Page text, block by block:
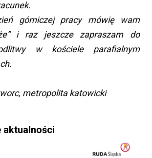
górniczej pracy mówię wam
i raz jeszcze zapraszam do
w kościele parafialnym
metropolita katowicki
aktualności